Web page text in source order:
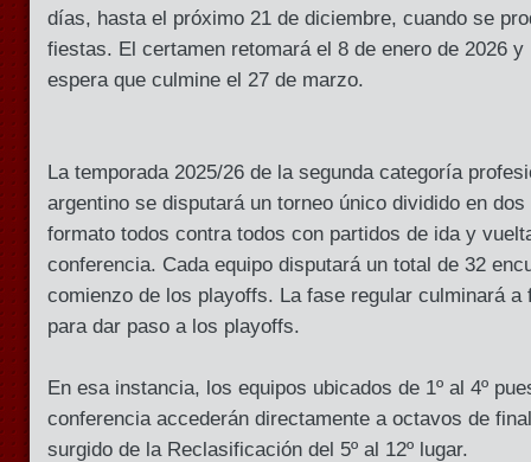
días, hasta el próximo 21 de diciembre, cuando se
fiestas. El certamen retomará el 8 de enero de 2026
espera que culmine el 27 de marzo.
La temporada 2025/26 de la segunda categoría
argentino se disputará un torneo único dividido en
formato todos contra todos con partidos de ida y
conferencia. Cada equipo disputará un total de 32
comienzo de los playoffs. La fase regular culminará a
para dar paso a los playoffs.
En esa instancia, los equipos ubicados de 1º al 4º
conferencia accederán directamente a octavos de
surgido de la Reclasificación del 5º al 12º lugar.